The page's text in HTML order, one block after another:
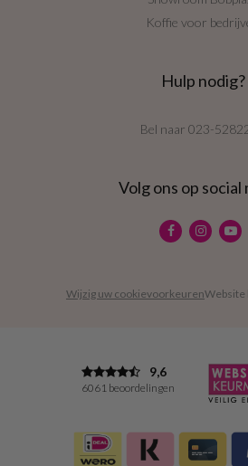
Koffie voor
Hulp nodig?
Bel naar 023-
Volg ons op social
Wijzig uw cookievoorkeurenWebsite
9,6
6061 beoordelingen